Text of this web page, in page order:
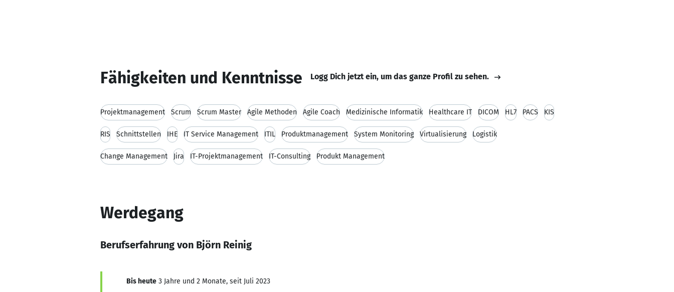
Fähigkeiten und Kenntnisse Logg Dich jetzt ein, um das ganze Profil zu sehen.
Projektmanagement Scrum Scrum Master Agile Methoden Agile Coach Medizinische Informatik Healthcare IT DICOM HL7 PACS KIS
RIS Schnittstellen IHE IT Service Management ITIL Produktmanagement System Monitoring Virtualisierung Logistik
Change Management Jira IT-Projektmanagement IT-Consulting Produkt Management
Werdegang
Berufserfahrung von Björn Reinig
Bis heute 3 Jahre und 2 Monate, seit Juli 2023